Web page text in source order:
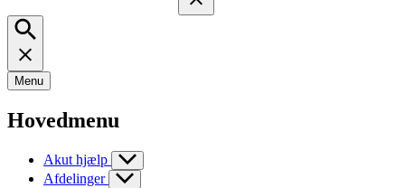
Menu
Hovedmenu
Akut hjælp
Afdelinger